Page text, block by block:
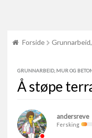
Forside
GRUNNARBEID, MUR OG
Å støpe
andersreve
Fersking